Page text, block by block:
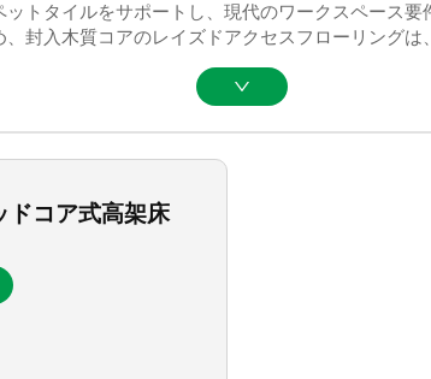
トタイルをサポートし、現代のワークスペース要
封入木質コアのレイズドアクセスフローリングは
ドコア式高架床